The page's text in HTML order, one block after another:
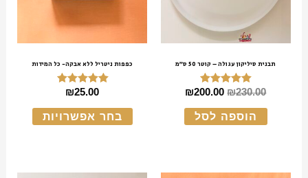
תבנית סיליקון עגולה – קוטר 50 ס״מ
דורג
מתוך 5
₪230.00
₪200.00
הוספה לסל
כפפות ניטריל ללא אבקה- כל המידות
דורג
מתוך 5
₪25.00
בחר אפשרויות
לבחור
את
בעמוד
המוצר